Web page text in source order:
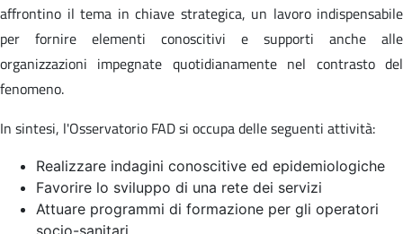
affrontino il tema in chiave strategica, un lavoro indispensabile
per fornire elementi conoscitivi e supporti anche alle
organizzazioni impegnate quotidianamente nel contrasto del
fenomeno.
In sintesi, l'Osservatorio FAD si occupa delle seguenti attività:
Realizzare indagini conoscitive ed epidemiologiche
Favorire lo sviluppo di una rete dei servizi
Attuare programmi di formazione per gli operatori
socio-sanitari